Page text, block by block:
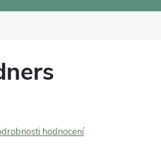
hodnocení